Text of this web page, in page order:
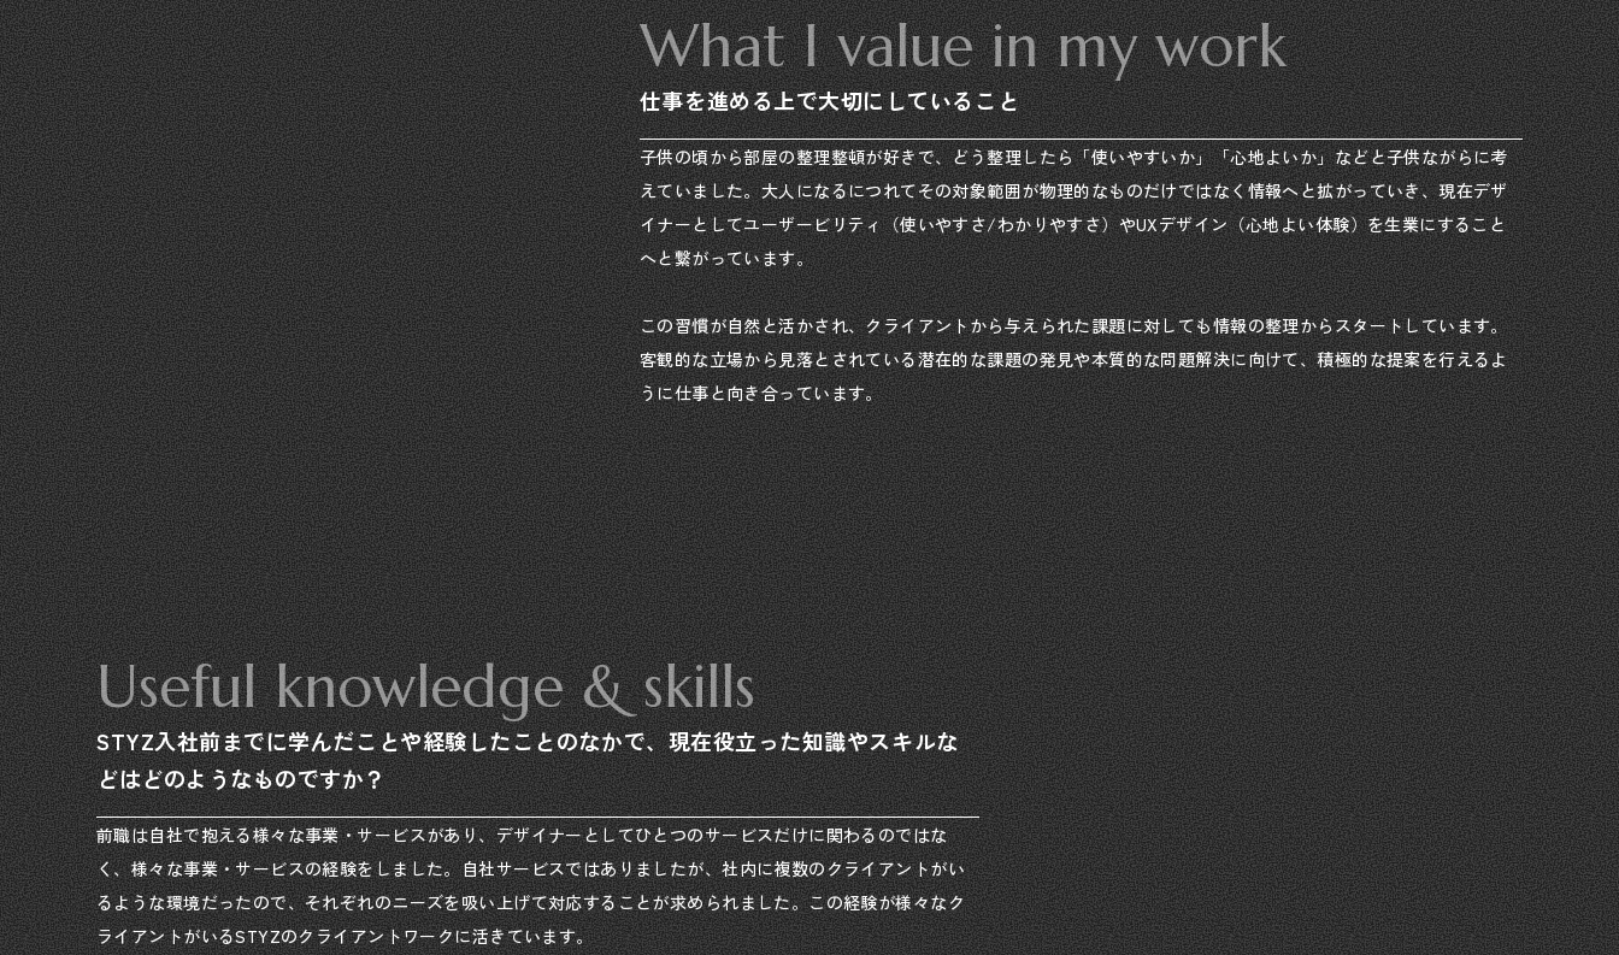
仕事を進める上で大切にしていること
What I value in my work
子供の頃から部屋の整理整頓が好きで、どう整理したら「使いやすいか」「心地よいか」などと子供ながらに考
えていました。大人になるにつれてその対象範囲が物理的なものだけではなく情報へと拡がっていき、現在デザ
イナーとしてユーザービリティ（使いやすさ/わかりやすさ）やUXデザイン（心地よい体験）を生業にすること
へと繋がっています。
この習慣が自然と活かされ、クライアントから与えられた課題に対しても情報の整理からスタートしています。
客観的な立場から見落とされている潜在的な課題の発見や本質的な問題解決に向けて、積極的な提案を行えるよ
うに仕事と向き合っています。
STYZ入社前までに学んだことや経験したことのなかで、現在役立った知識やスキルな
どはどのようなものですか？
Useful knowledge & skills
前職は自社で抱える様々な事業・サービスがあり、デザイナーとしてひとつのサービスだけに関わるのではな
く、様々な事業・サービスの経験をしました。自社サービスではありましたが、社内に複数のクライアントがい
るような環境だったので、それぞれのニーズを吸い上げて対応することが求められました。この経験が様々なク
ライアントがいるSTYZのクライアントワークに活きています。